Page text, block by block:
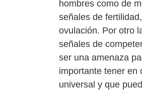
hombres como de
señales de
ovulación. Por otro
señales de
ser una amenaza
importante tener en
universal y que